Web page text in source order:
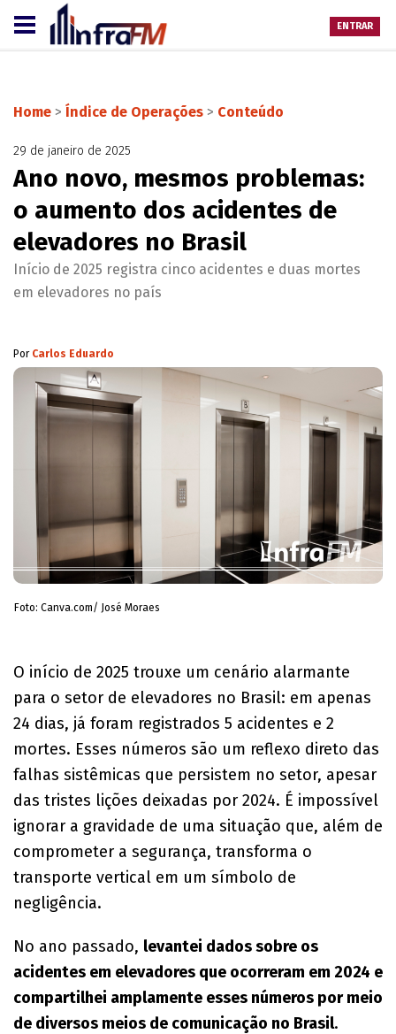
ENTRAR
Home > Índice de Operações > Conteúdo
29 de janeiro de 2025
Ano novo, mesmos problemas:
o aumento dos acidentes de
elevadores no Brasil
Início de 2025 registra cinco acidentes e duas mortes
em elevadores no país
Por Carlos Eduardo
Foto: Canva.com/ José Moraes
O início de 2025 trouxe um cenário alarmante
para o setor de elevadores no Brasil: em apenas
24 dias, já foram registrados 5 acidentes e 2
mortes. Esses números são um reflexo direto das
falhas sistêmicas que persistem no setor, apesar
das tristes lições deixadas por 2024. É impossível
ignorar a gravidade de uma situação que, além de
comprometer a segurança, transforma o
transporte vertical em um símbolo de
negligência.
No ano passado, levantei dados sobre os
acidentes em elevadores que ocorreram em 2024 e
compartilhei amplamente esses números por meio
de diversos meios de comunicação no Brasil.